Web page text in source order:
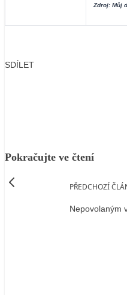
Zdroj: Můj
SDÍLET
Pokračujte ve čtení
PŘEDCHOZÍ
Nepovolaným